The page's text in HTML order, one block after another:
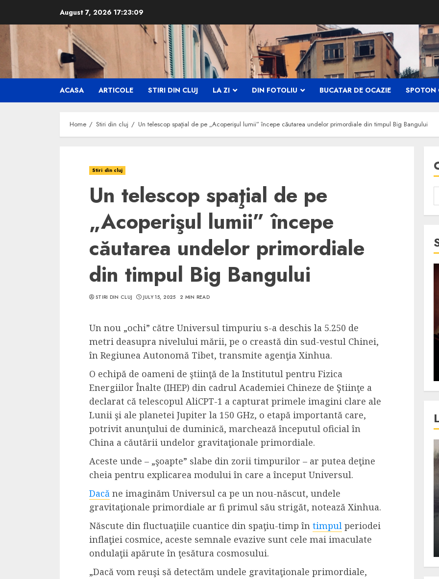
content
August 7, 2026 17:23:10
ACASA ARTICOLE STIRI DIN CLUJ LA ZI DIN FOTOLIU BUCATAR DE OCAZIE SPOTON
Home Stiri din cluj Un telescop spaţial de pe „Acoperişul lumii” începe căutarea undelor primordiale din timpul Big Bangului
Stiri din cluj
Un telescop spaţial de pe
„Acoperişul lumii” începe
căutarea undelor primordiale
din timpul Big Bangului
STIRI DIN CLUJ JULY 15, 2025 2 MIN READ
Un nou „ochi” către Universul timpuriu s-a deschis la 5.250 de
metri deasupra nivelului mării, pe o creastă din sud-vestul Chinei,
în Regiunea Autonomă Tibet, transmite agenţia Xinhua.
O echipă de oameni de ştiinţă de la Institutul pentru Fizica
Energiilor Înalte (IHEP) din cadrul Academiei Chineze de Ştiinţe a
declarat că telescopul AliCPT-1 a capturat primele imagini clare ale
Lunii şi ale planetei Jupiter la 150 GHz, o etapă importantă care,
potrivit anunţului de duminică, marchează începutul oficial în
China a căutării undelor gravitaţionale primordiale.
Aceste unde – „şoapte” slabe din zorii timpurilor – ar putea deţine
cheia pentru explicarea modului în care a început Universul.
Dacă ne imaginăm Universul ca pe un nou-născut, undele
gravitaţionale primordiale ar fi primul său strigăt, notează Xinhua.
Născute din fluctuaţiile cuantice din spaţiu-timp în timpul periodei
inflaţiei cosmice, aceste semnale evazive sunt cele mai imaculate
ondulaţii apărute în ţesătura cosmosului.
„Dacă vom reuşi să detectăm undele gravitaţionale primordiale,
5 min read
SpotOn Cluj
Clujului cand te afli intr-un
weekend prelungit in
“Orasul Comoara”?
ALEXANDRU S. MAY 31, 2023
ce atrage Clujul tinerii si
pe cei mai in varsta an de
an?
ALEXANDRU S.
Razboiul din Gaza, scanteia
Mijlociu?
ALEXANDRU S.
Lumina ar putea contribui
natura